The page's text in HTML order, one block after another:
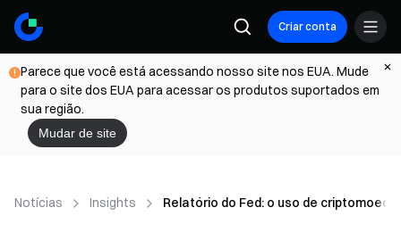
Criar conta
Parece que você está acessando nosso site nos EUA. Mude
para o site dos EUA para acessar os produtos suportados em
sua região.
Mudar de site
Notícias Insights Relatório do Fed: o uso de